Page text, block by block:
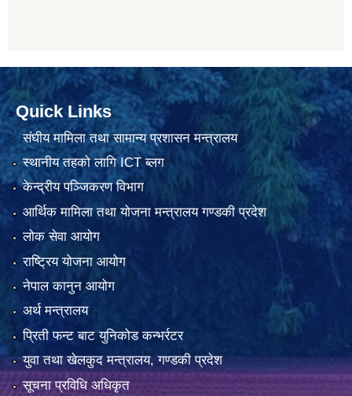
Quick Links
संघीय मामिला तथा सामान्य प्रशासन मन्त्रालय
स्थानीय तहको लागि ICT ब्लग
केन्द्रीय पञ्जिकरण विभाग
आर्थिक मामिला तथा योजना मन्त्रालय गण्डकी प्रदेश
लोक सेवा आयोग
राष्ट्रिय योजना आयोग
नेपाल कानुन आयोग
अर्थ मन्त्रालय
प्रिती फन्ट बाट युनिकोड कन्भर्रटर
युवा तथा खेलकुद मन्त्रालय, गण्डकी प्रदेश
सूचना प्रविधि अधिकृत